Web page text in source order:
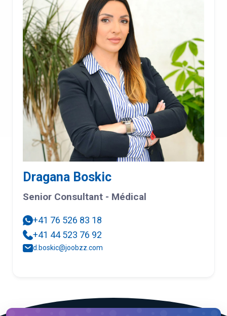
Dragana Boskic
Senior Consultant - Médical
+41 76 526 83 18
+41 44 523 76 92
d.boskic@joobzz.com